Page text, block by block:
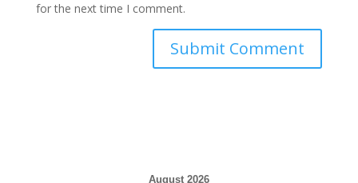
for the next time I comment.
August 2026